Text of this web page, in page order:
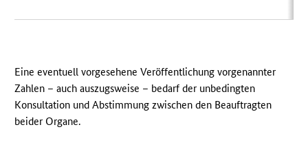
Eine eventuell vorgesehene Veröffentlichung vorgenannter
Zahlen – auch auszugsweise – bedarf der unbedingten
Konsultation und Abstimmung zwischen den Beauftragten
beider Organe.